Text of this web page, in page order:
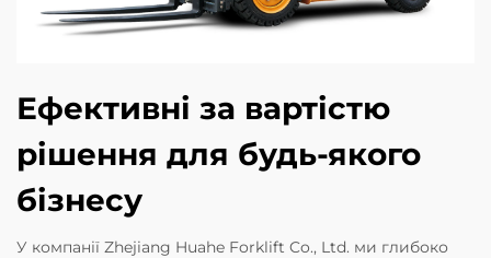
Ефективні за вартістю
рішення для будь-якого
бізнесу
У компанії Zhejiang Huahe Forklift Co., Ltd. ми глибоко